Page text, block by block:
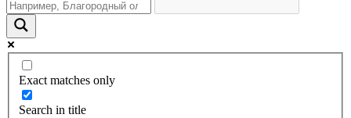
Exact matches only
Search in title